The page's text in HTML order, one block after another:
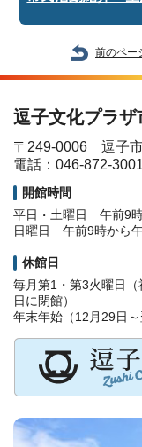
前のペー
逗子文化プラ
〒249-0006 逗子
電話：046-872-
開館時間
平日・土曜日 午前9時
日曜日 午前9時から午
休館日
毎月第1・第3火曜日
日に閉館）
年末年始（12月29日～